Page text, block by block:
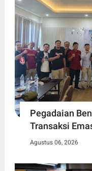
Pegadaian
Transaksi
Agustus 06, 2026